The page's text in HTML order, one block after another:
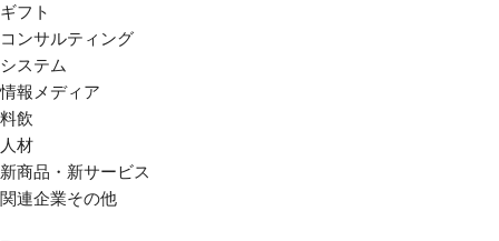
ギフト
コンサルティング
システム
情報メディア
料飲
人材
新商品・新サービス
関連企業その他